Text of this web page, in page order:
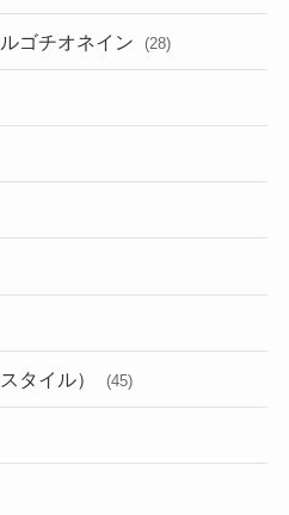
ゴチオネイン (28)
タイル） (45)